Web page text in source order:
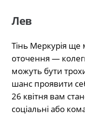
Лев
Тінь Меркурія
оточення —
можуть бути
шанс проявити
26 квітня вам
соціальні або